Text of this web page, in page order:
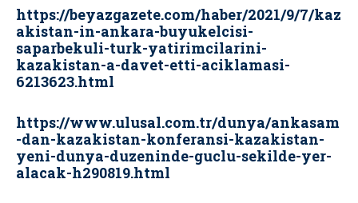
https://beyazgazete.com/haber/2021/9/7/kaz
akistan-in-ankara-buyukelcisi-
saparbekuli-turk-yatirimcilarini-
kazakistan-a-davet-etti-aciklamasi-
6213623.html
https://www.ulusal.com.tr/dunya/ankasam
-dan-kazakistan-konferansi-kazakistan-
yeni-dunya-duzeninde-guclu-sekilde-yer-
alacak-h290819.html